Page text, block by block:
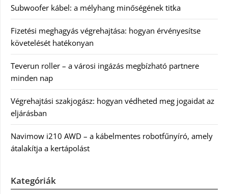
Subwoofer kábel: a mélyhang minőségének titka
Fizetési meghagyás végrehajtása: hogyan érvényesítse
követelését hatékonyan
Teverun roller – a városi ingázás megbízható partnere
minden nap
Végrehajtási szakjogász: hogyan védheted meg jogaidat az
eljárásban
Navimow i210 AWD – a kábelmentes robotfűnyíró, amely
átalakítja a kertápolást
Kategóriák